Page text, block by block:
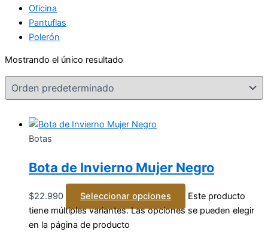
Oficina
Pantuflas
Polerón
Mostrando el único resultado
Botas
Bota de Invierno Mujer Negro
$22.990 Seleccionar opciones
Este producto
tiene múltiples variantes. Las opciones se pueden elegir
en la página de producto